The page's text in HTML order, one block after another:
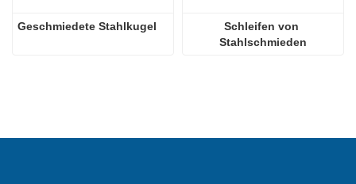
Geschmiedete Stahlkugel
Schleifen von
Stahlschmieden